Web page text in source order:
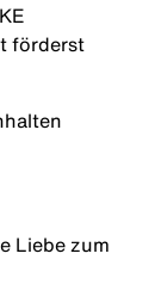
förderst
Liebe zum